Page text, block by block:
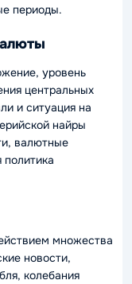
периоды.
уровень
центральных
и ситуация на
найры
валютные
множества
новости,
колебания